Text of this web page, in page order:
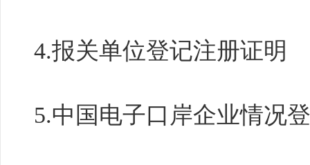
4.报关单位登记注册证明
5.中国电子口岸企业情况